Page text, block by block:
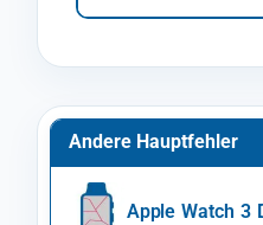
Andere Hauptfehler
Apple Watch 3